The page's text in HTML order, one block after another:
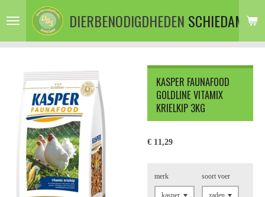
direct
de
DIERBENODIGDHEDEN SCHIEDAM
KASPER FAUNAFOOD
GOLDLINE VITAMIX
KRIELKIP 3KG
€ 11,29
merk soort voer